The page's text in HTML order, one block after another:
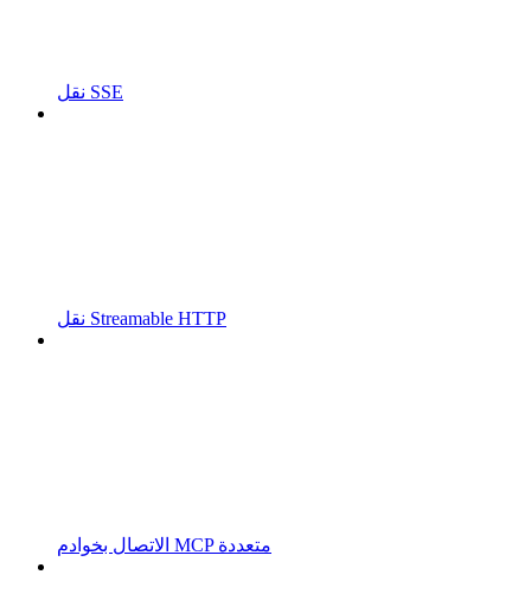
نقل SSE
نقل Streamable HTTP
الاتصال بخوادم MCP متعددة